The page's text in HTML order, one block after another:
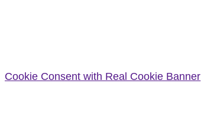
Cookie Consent with Real Cookie Banner